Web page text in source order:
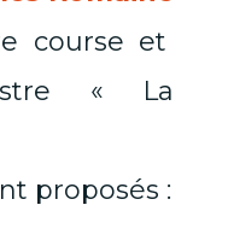
course et
« La
proposés :